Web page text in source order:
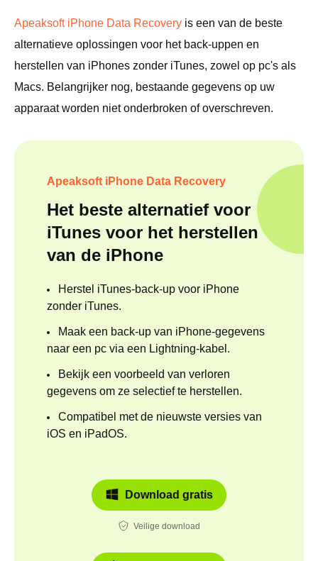
Apeaksoft iPhone Data Recovery is een van de beste
alternatieve oplossingen voor het back-uppen en
herstellen van iPhones zonder iTunes, zowel op pc's als
Macs. Belangrijker nog, bestaande gegevens op uw
apparaat worden niet onderbroken of overschreven.
Apeaksoft iPhone Data Recovery
Het beste alternatief voor
iTunes voor het herstellen
van de iPhone
Herstel iTunes-back-up voor iPhone
zonder iTunes.
Maak een back-up van iPhone-gegevens
naar een pc via een Lightning-kabel.
Bekijk een voorbeeld van verloren
gegevens om ze selectief te herstellen.
Compatibel met de nieuwste versies van
iOS en iPadOS.
Download gratis
Veilige download